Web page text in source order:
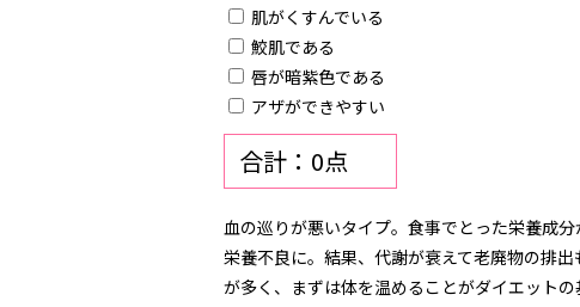
肌がくすんでいる
鮫肌である
唇が暗紫色である
アザができやすい
合計：0点
血の巡りが悪いタイプ。食事でとった栄養成
栄養不良に。結果、代謝が衰えて老廃物の排
が多く、まずは体を温めることがダイエットの